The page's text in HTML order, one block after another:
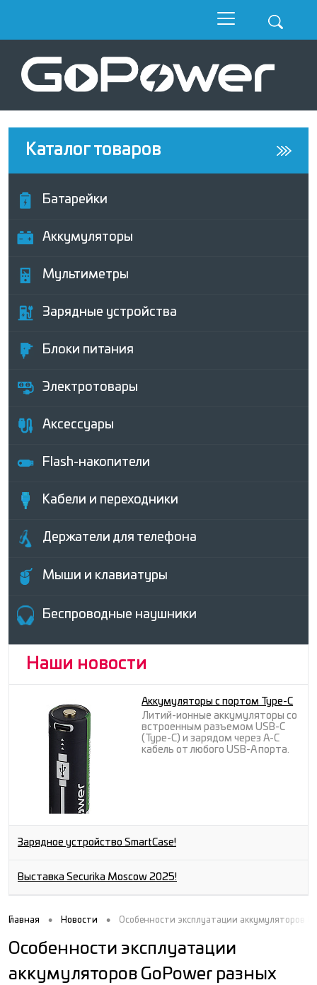
Каталог товаров
Батарейки
Аккумуляторы
Мультиметры
Зарядные устройства
Блоки питания
Электротовары
Аксессуары
Flash-накопители
Кабели и переходники
Держатели для телефона
Мыши и клавиатуры
Беcпроводные наушники
Наши новости
Аккумуляторы с портом Type-C
Литий-ионные аккумуляторы со
встроенным разъемом USB-C
(Type-C) и зарядом через A-C
кабель от любого USB-A порта.
Зарядное устройство SmartCase!
Выставка Securika Moscow 2025!
Главная • Новости • Особенности эксплуатации аккумуляторов
Особенности эксплуатации
аккумуляторов GoPower разных